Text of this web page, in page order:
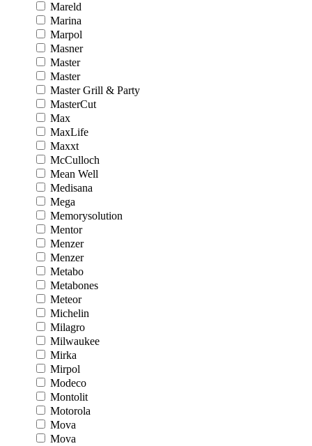
Mareld
Marina
Marpol
Masner
Master
Master
Master Grill & Party
MasterCut
Max
MaxLife
Maxxt
McCulloch
Mean Well
Medisana
Mega
Memorysolution
Mentor
Menzer
Menzer
Metabo
Metabones
Meteor
Michelin
Milagro
Milwaukee
Mirka
Mirpol
Modeco
Montolit
Motorola
Mova
Mova